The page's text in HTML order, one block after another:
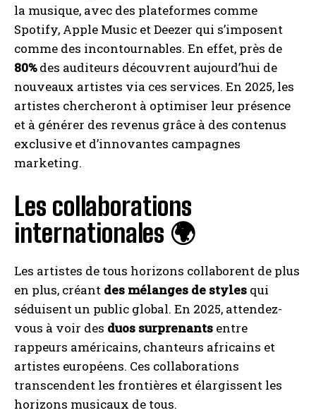
la musique, avec des plateformes comme
Spotify, Apple Music et Deezer qui s’imposent
comme des incontournables. En effet, près de
80%des auditeurs découvrent aujourd’hui de
nouveaux artistes via ces services. En 2025, les
artistes chercheront à optimiser leur présence
et à générer des revenus grâce à des contenus
exclusive et d’innovantes campagnes
marketing.
Les collaborations
internationales 🌍
Les artistes de tous horizons collaborent de plus
en plus, créant des mélanges de styles qui
séduisent un public global. En 2025, attendez-
vous à voir des duos surprenants entre
rappeurs américains, chanteurs africains et
artistes européens. Ces collaborations
transcendent les frontières et élargissent les
horizons musicaux de tous.